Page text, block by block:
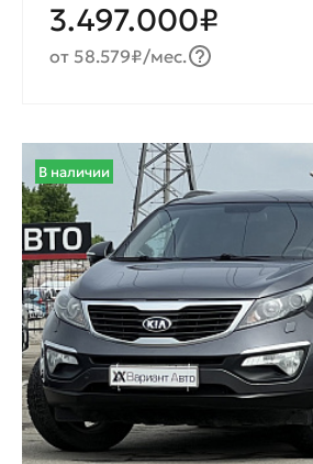
3.497.000₽
от 58.579₽/мес.
В наличии